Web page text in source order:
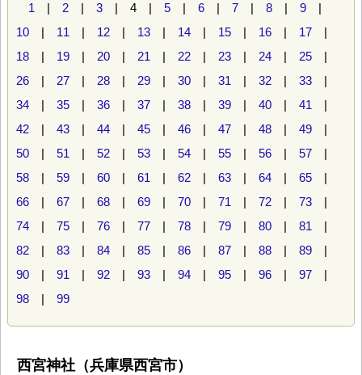
1 | 2 | 3 | 4 | 5 | 6 | 7 | 8 | 9 |
10 | 11 | 12 | 13 | 14 | 15 | 16 | 17 |
18 | 19 | 20 | 21 | 22 | 23 | 24 | 25 |
26 | 27 | 28 | 29 | 30 | 31 | 32 | 33 |
34 | 35 | 36 | 37 | 38 | 39 | 40 | 41 |
42 | 43 | 44 | 45 | 46 | 47 | 48 | 49 |
50 | 51 | 52 | 53 | 54 | 55 | 56 | 57 |
58 | 59 | 60 | 61 | 62 | 63 | 64 | 65 |
66 | 67 | 68 | 69 | 70 | 71 | 72 | 73 |
74 | 75 | 76 | 77 | 78 | 79 | 80 | 81 |
82 | 83 | 84 | 85 | 86 | 87 | 88 | 89 |
90 | 91 | 92 | 93 | 94 | 95 | 96 | 97 |
98 | 99
西宮神社（兵庫県西宮市）